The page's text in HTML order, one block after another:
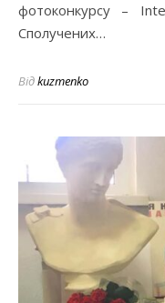
фотоконкурсу –
Сполучених…
Відkuzmenko